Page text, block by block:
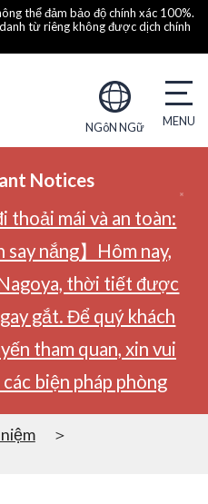
thể đảm bảo độ chính xác 100%.
từ riêng không được dịch chính
NGôN NGữ
Notices
thoải mái và an toàn:
nắng】Hôm nay,
thời tiết được
gắt. Để quý khách
tham quan, xin vui
biện pháp phòng